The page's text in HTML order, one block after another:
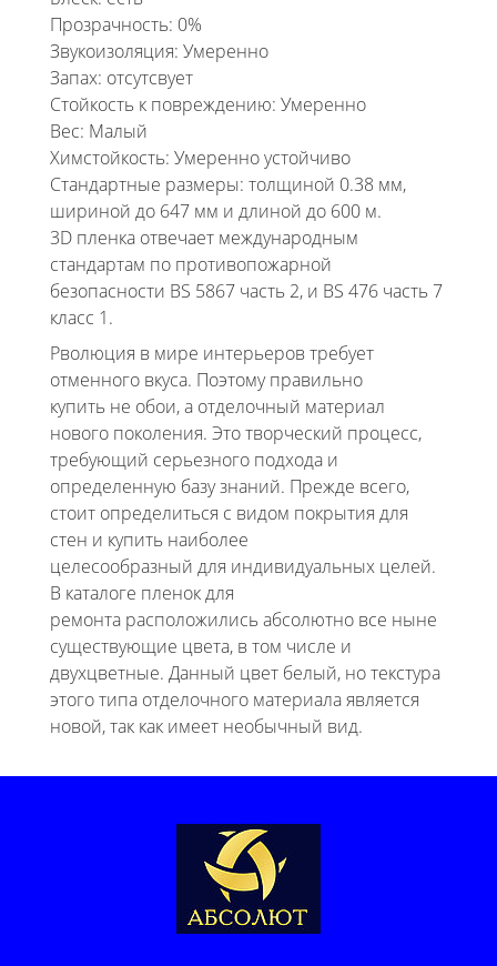
Прозрачность: 0%
Звукоизоляция: Умеренно
Запах: отсутсвует
Стойкость к повреждению: Умеренно
Вес: Малый
Химстойкость: Умеренно устойчиво
Стандартные размеры: толщиной 0.38 мм,
шириной до 647 мм и длиной до 600 м.
3D пленка отвечает международным
стандартам по противопожарной
безопасности BS 5867 часть 2, и BS 476 часть 7
класс 1.
Рволюция в мире интерьеров требует
отменного вкуса. Поэтому правильно
купить не обои, а отделочный материал
нового поколения. Это творческий процесс,
требующий серьезного подхода и
определенную базу знаний. Прежде всего,
стоит определиться с видом покрытия для
стен и купить наиболее
целесообразный для индивидуальных целей.
В каталоге пленок для
ремонта расположились абсолютно все ныне
существующие цвета, в том числе и
двухцветные. Данный цвет белый, но текстура
этого типа отделочного материала является
новой, так как имеет необычный вид.